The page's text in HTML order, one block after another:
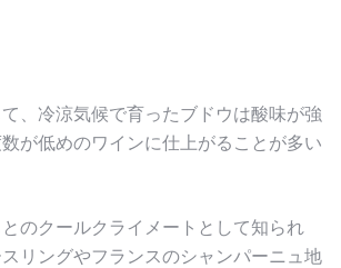
、冷涼気候で育ったブドウは酸味が強
が低めのワインに仕上がることが多い
のクールクライメートとして知られ
リングやフランスのシャンパーニュ地